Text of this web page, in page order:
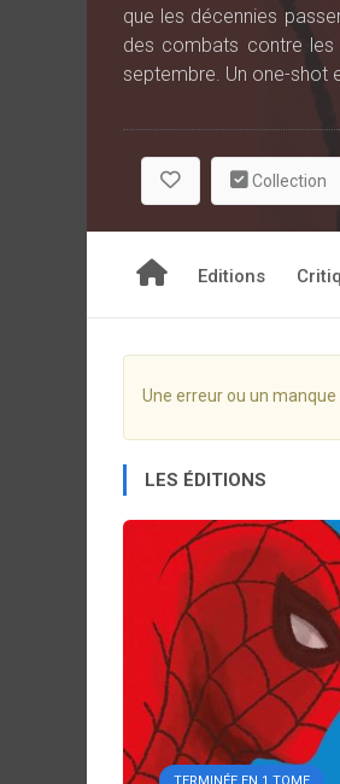
que les décennies
des combats contre les
septembre. Un one-shot
Collection
Editions
Une erreur ou un
LES ÉDITIONS